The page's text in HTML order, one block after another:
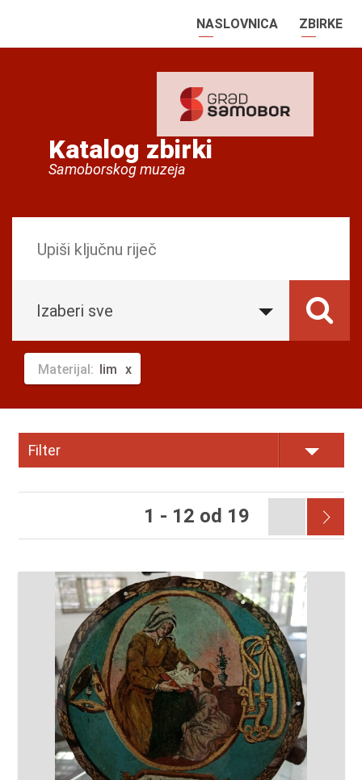
NASLOVNICA ZBIRKE
Katalog zbirki
Samoborskog muzeja
Izaberi sve
Materijal: lim
Filter
1 - 12 od 19